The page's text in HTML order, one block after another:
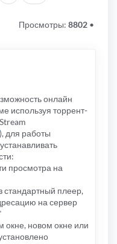
Просмотры: 8802 •
онлайн
используя торрент-
), для работы
просмотра на
стандартный плеер,
на сервер
окне, новом окне или